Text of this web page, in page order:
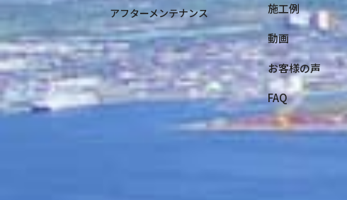
アフターメンテナンス
施工例
動画
お客様の声
FAQ